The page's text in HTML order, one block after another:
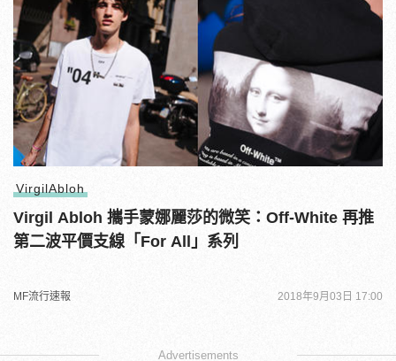
VirgilAbloh
Virgil Abloh 攜手蒙娜麗莎的微笑：Off-White 再推
第二波平價支線「For All」系列
MF流行速報 2018年9月03日 17:00
Advertisements